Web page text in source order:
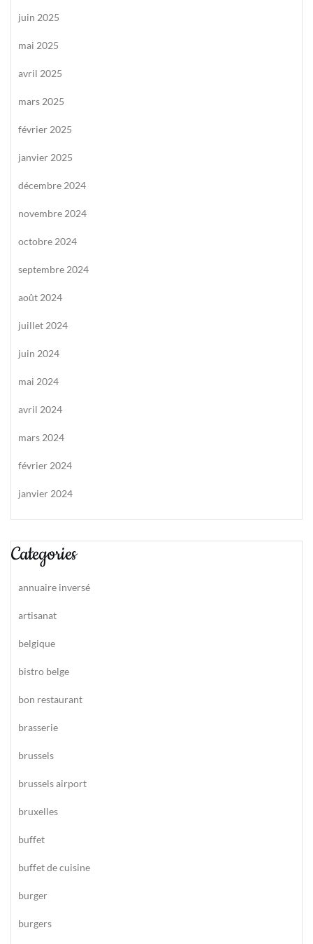
juin 2025
mai 2025
avril 2025
mars 2025
février 2025
janvier 2025
décembre 2024
novembre 2024
octobre 2024
septembre 2024
août 2024
juillet 2024
juin 2024
mai 2024
avril 2024
mars 2024
février 2024
janvier 2024
Categories
annuaire inversé
artisanat
belgique
bistro belge
bon restaurant
brasserie
brussels
brussels airport
bruxelles
buffet
buffet de cuisine
burger
burgers